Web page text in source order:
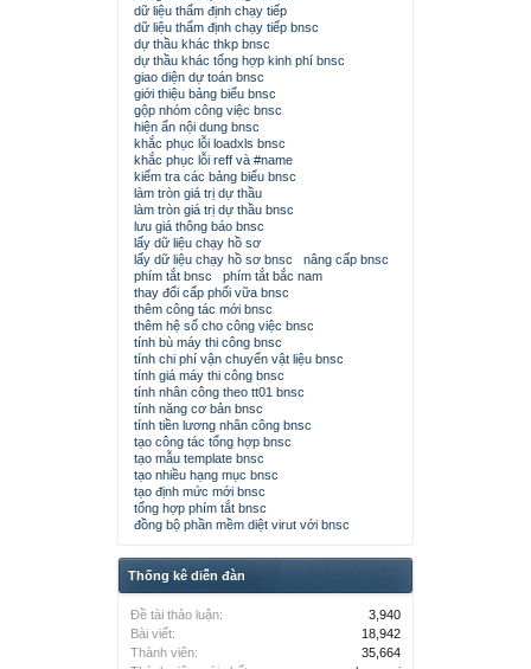
dữ liệu thẩm định chạy tiếp
dữ liệu thẩm định chạy tiếp bnsc
dự thầu khác thkp bnsc
dự thầu khác tổng hợp kinh phí bnsc
giao diện dự toán bnsc
giới thiệu bảng biểu bnsc
gộp nhóm công việc bnsc
hiện ẩn nội dung bnsc
khắc phục lỗi loadxls bnsc
khắc phục lỗi reff và #name
kiểm tra các bảng biểu bnsc
làm tròn giá trị dự thầu
làm tròn giá trị dự thầu bnsc
lưu giá thông báo bnsc
lấy dữ liệu chạy hồ sơ
lấy dữ liệu chạy hồ sơ bnsc
nâng cấp bnsc
phím tắt bnsc
phím tắt bắc nam
thay đổi cấp phối vữa bnsc
thêm công tác mới bnsc
thêm hệ số cho công việc bnsc
tính bù máy thi công bnsc
tính chi phí vận chuyển vật liệu bnsc
tính giá máy thi công bnsc
tính nhân công theo tt01 bnsc
tính năng cơ bản bnsc
tính tiền lương nhân công bnsc
tạo công tác tổng hợp bnsc
tạo mẫu template bnsc
tạo nhiều hạng mục bnsc
tạo định mức mới bnsc
tổng hợp phím tắt bnsc
đồng bộ phần mềm diệt virut với bnsc
Thống kê diễn đàn
Đề tài thảo luận:
3,940
Bài viết:
18,942
Thành viên:
35,664